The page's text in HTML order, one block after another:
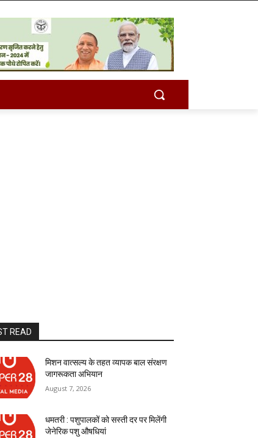
READ
मिशन वात्सल्य के तहत व्यापक बाल संरक्षण
जागरूकता अभियान
August 7, 2026
धमतरी : पशुपालकों को सस्ती दर पर मिलेंगी
जेनेरिक पशु औषधियां